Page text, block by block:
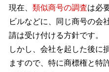
現在、 類似商号の調査は必
ビルなどに、同じ商号の会
請は受け付ける方針です。
しかし、会社を起した後に
ますので、特に商標権と特